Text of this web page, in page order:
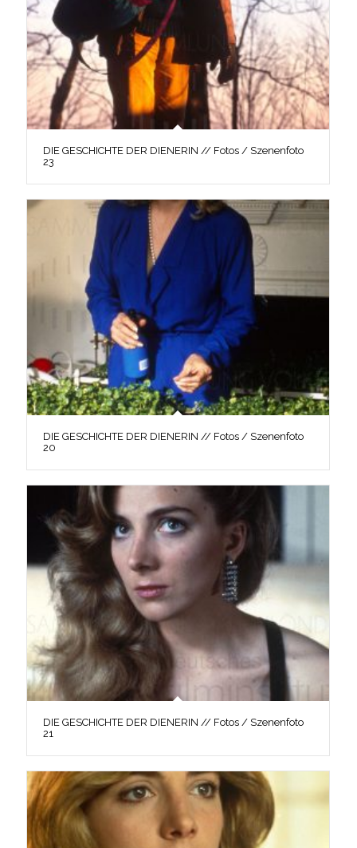
DIE GESCHICHTE DER DIENERIN // Fotos / Szenenfoto
23
DIE GESCHICHTE DER DIENERIN // Fotos / Szenenfoto
20
DIE GESCHICHTE DER DIENERIN // Fotos / Szenenfoto
21